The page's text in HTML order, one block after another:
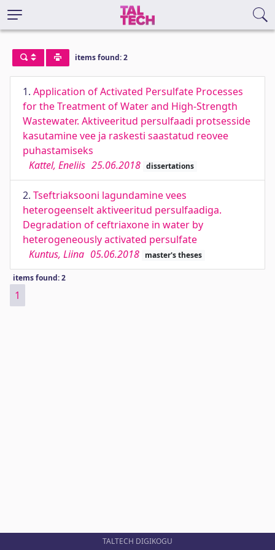
items found: 2
1. Application of Activated Persulfate Processes
for the Treatment of Water and High-Strength
Wastewater. Aktiveeritud persulfaadi protsesside
kasutamine vee ja raskesti saastatud reovee
puhastamiseks
Kattel, Eneliis 25.06.2018 dissertations
2. Tseftriaksooni lagundamine vees
heterogeenselt aktiveeritud persulfaadiga.
Degradation of ceftriaxone in water by
heterogeneously activated persulfate
Kuntus, Liina 05.06.2018 master's theses
items found: 2
1
TALTECH DIGIKOGU